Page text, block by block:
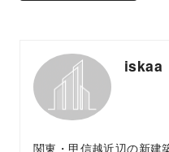
iskaa
関東・甲信越近辺の新建